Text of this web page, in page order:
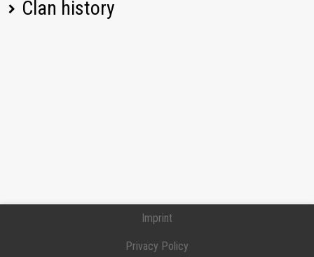
Clan history
Imprint
Privacy Policy